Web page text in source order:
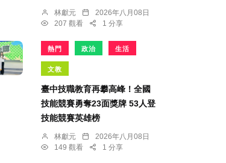
林獻元
2026年八月08日
207 觀看
1 分享
熱門 政治 生活
文教
臺中技職教育再攀高峰！全國
技能競賽勇奪23面獎牌 53人登
技能競賽英雄榜
林獻元
2026年八月08日
149 觀看
1 分享